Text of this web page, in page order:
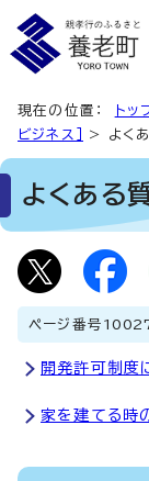
現在の位置： トッ
ビジネス］
> よくあ
よくある
ページ番号
開発許可制度
家を建てる時